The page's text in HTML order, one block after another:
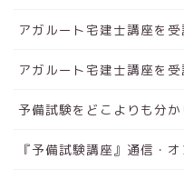
アガルート宅建士講座を
アガルート宅建士講座を
予備試験をどこよりも分
『予備試験講座』通信・